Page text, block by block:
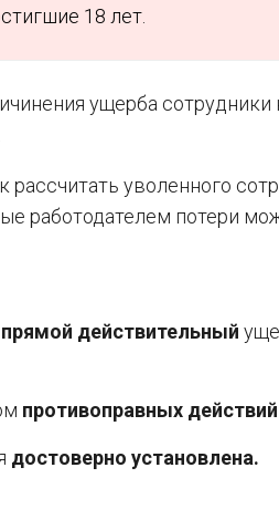
18 лет.
ущерба сотрудники
рассчитать уволенного
работодателем потери
прямой действительный
противоправных
достоверно установлена.